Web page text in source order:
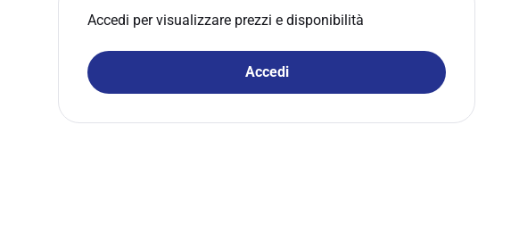
Accedi per visualizzare prezzi e disponibilità
Accedi